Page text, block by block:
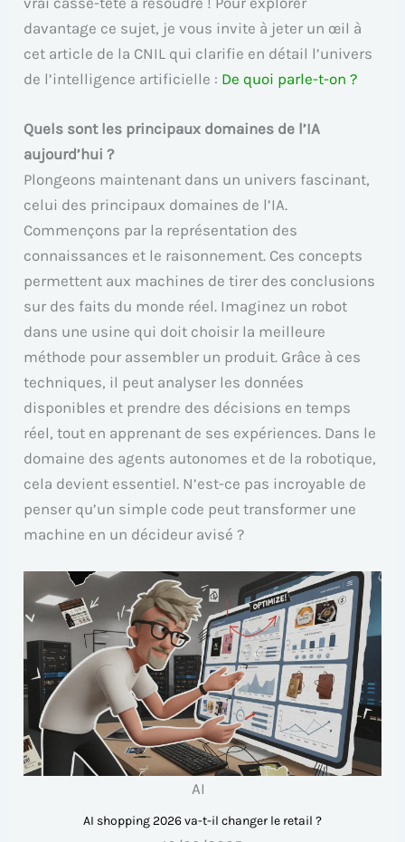
davantage ce sujet, je vous invite à jeter un œil à
cet article de la CNIL qui clarifie en détail l’univers
de l’intelligence artificielle : De quoi parle-t-on ?
Quels sont les principaux domaines de l’IA
aujourd’hui ?
Plongeons maintenant dans un univers fascinant,
celui des principaux domaines de l’IA.
Commençons par la représentation des
connaissances et le raisonnement. Ces concepts
permettent aux machines de tirer des conclusions
sur des faits du monde réel. Imaginez un robot
dans une usine qui doit choisir la meilleure
méthode pour assembler un produit. Grâce à ces
techniques, il peut analyser les données
disponibles et prendre des décisions en temps
réel, tout en apprenant de ses expériences. Dans le
domaine des agents autonomes et de la robotique,
cela devient essentiel. N’est-ce pas incroyable de
penser qu’un simple code peut transformer une
machine en un décideur avisé ?
AI
AI shopping 2026 va-t-il changer le retail ?